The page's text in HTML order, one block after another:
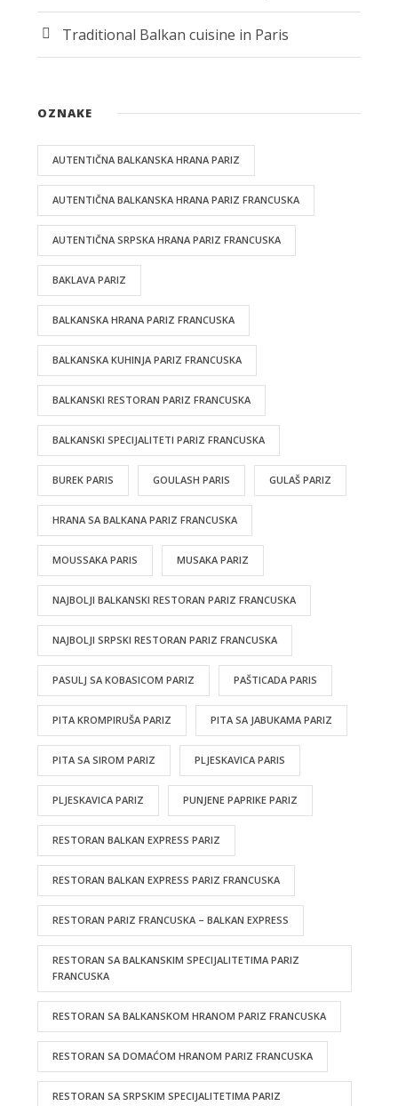
Traditional Balkan cuisine in Paris
OZNAKE
AUTENTIČNA BALKANSKA HRANA PARIZ
AUTENTIČNA BALKANSKA HRANA PARIZ FRANCUSKA
AUTENTIČNA SRPSKA HRANA PARIZ FRANCUSKA
BAKLAVA PARIZ
BALKANSKA HRANA PARIZ FRANCUSKA
BALKANSKA KUHINJA PARIZ FRANCUSKA
BALKANSKI RESTORAN PARIZ FRANCUSKA
BALKANSKI SPECIJALITETI PARIZ FRANCUSKA
BUREK PARIS GOULASH PARIS GULAŠ PARIZ
HRANA SA BALKANA PARIZ FRANCUSKA
MOUSSAKA PARIS MUSAKA PARIZ
NAJBOLJI BALKANSKI RESTORAN PARIZ FRANCUSKA
NAJBOLJI SRPSKI RESTORAN PARIZ FRANCUSKA
PASULJ SA KOBASICOM PARIZ PAŠTICADA PARIS
PITA KROMPIRUŠA PARIZ PITA SA JABUKAMA PARIZ
PITA SA SIROM PARIZ PLJESKAVICA PARIS
PLJESKAVICA PARIZ PUNJENE PAPRIKE PARIZ
RESTORAN BALKAN EXPRESS PARIZ
RESTORAN BALKAN EXPRESS PARIZ FRANCUSKA
RESTORAN PARIZ FRANCUSKA – BALKAN EXPRESS
RESTORAN SA BALKANSKIM SPECIJALITETIMA PARIZ
FRANCUSKA
RESTORAN SA BALKANSKOM HRANOM PARIZ FRANCUSKA
RESTORAN SA DOMAĆOM HRANOM PARIZ FRANCUSKA
RESTORAN SA SRPSKIM SPECIJALITETIMA PARIZ